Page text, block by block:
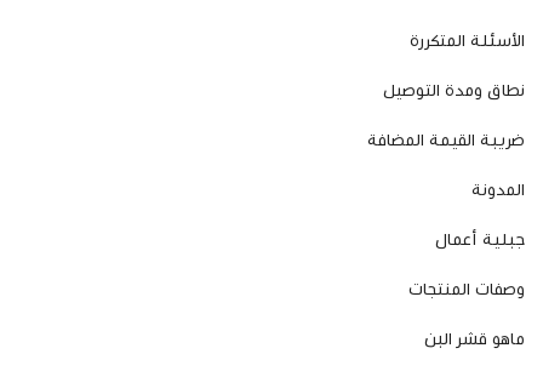
الأسئلة المتكررة
نطاق ومدة التوصيل
ضريبة القيمة المضافة
المدونة
جبلية أعمال
وصفات المنتجات
ماهو قشر البن